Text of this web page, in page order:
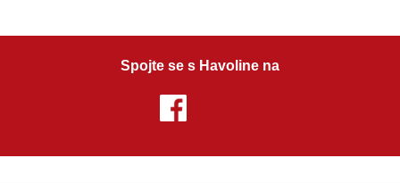
Spojte se s Havoline na